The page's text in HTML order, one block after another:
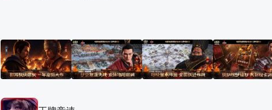
操，以领袖魅力聚天下英豪，壮大势力，挥师征讨四方；亦可如诸葛亮运筹帷
幄，以智谋与外交决胜千里；或似张飞勇猛无双，冲锋陷阵克敌制胜；亦能仿效
水镜先生，于乱世中觅得一方净土，钻研韬略，静观天下变局。 这里没有VIP特
权，资源兵力概不出售。崛起之道，唯赖谋略与胆识！每一步发展、每一场战
役，皆需智慧与战术的支撑。 诚邀主公穿越时空，重返1800年前汉末乱世，以无
版》，亲历传奇，书写属于您的三国史诗！ 【游戏特色】 ◆影游联袂巨献 一年磨